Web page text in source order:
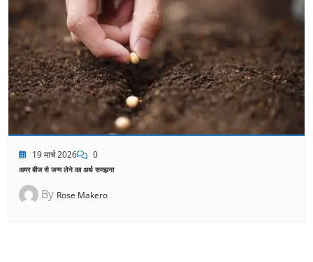
19 मार्च 2026 0
अमर बीज से जन्म लेने का अर्थ समझना
By Rose Makero